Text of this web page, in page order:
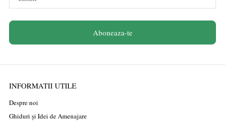
Aboneaza-te
INFORMATII UTILE
Despre noi
Ghiduri și Idei de Amenajare